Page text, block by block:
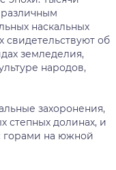
различным
наскальных
свидетельствуют об
земледелия,
народов,
захоронения,
степных долинах, и
горами на южной